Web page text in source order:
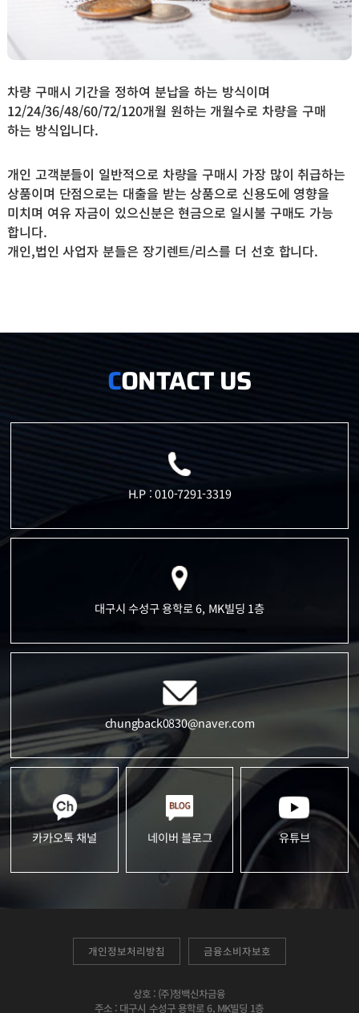
차량 구매시 기간을 정하여 분납을 하는 방식이며
12/24/36/48/60/72/120개월 원하는 개월수로 차량을 구매
하는 방식입니다.
개인 고객분들이 일반적으로 차량을 구매시 가장 많이 취급하는
상품이며 단점으로는 대출을 받는 상품으로 신용도에 영향을
미치며 여유 자금이 있으신분은 현금으로 일시불 구매도 가능
합니다.
개인,법인 사업자 분들은 장기렌트/리스를 더 선호 합니다.
CONTACT US
H.P : 010-7291-3319
대구시 수성구 용학로 6, MK빌딩 1층
chungback0830@naver.com
카카오톡 채널 네이버 블로그 유튜브
개인정보처리방침 금융소비자보호
상호 : (주)청백신차금융
주소 : 대구시 수성구 용학로 6, MK빌딩 1층